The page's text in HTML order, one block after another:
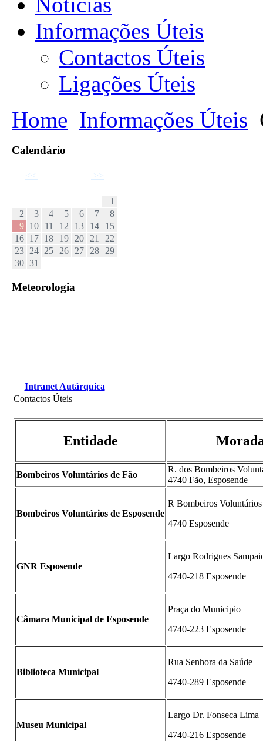
Informações Úteis
Contactos Úteis
Ligações Úteis
Home Informações Úteis
Calendário
<<
>>
1
2
3 4 5 6 7
8
9 10 11 12 13 14
15
16 17 18 19 20 21
22
23 24 25 26 27 28
29
30 31
Meteorologia
Intranet Autárquica
Contactos Úteis
Entidade
Bombeiros Voluntários de Fão
R. dos Bombeiros
4740 Fão, Esposende
Bombeiros Voluntários de Esposende
R Bombeiros Voluntários
4740 Esposende
GNR Esposende
Largo Rodrigues
4740-218 Esposende
Câmara Municipal de Esposende
Praça do Municipio
4740-223 Esposende
Biblioteca Municipal
Rua Senhora da Saúde
4740-289 Esposende
Museu Municipal
Largo Dr. Fonseca Lima
4740-216 Esposende